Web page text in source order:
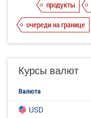
продукты
очереди на границе
Курсы валют
Валюта
USD